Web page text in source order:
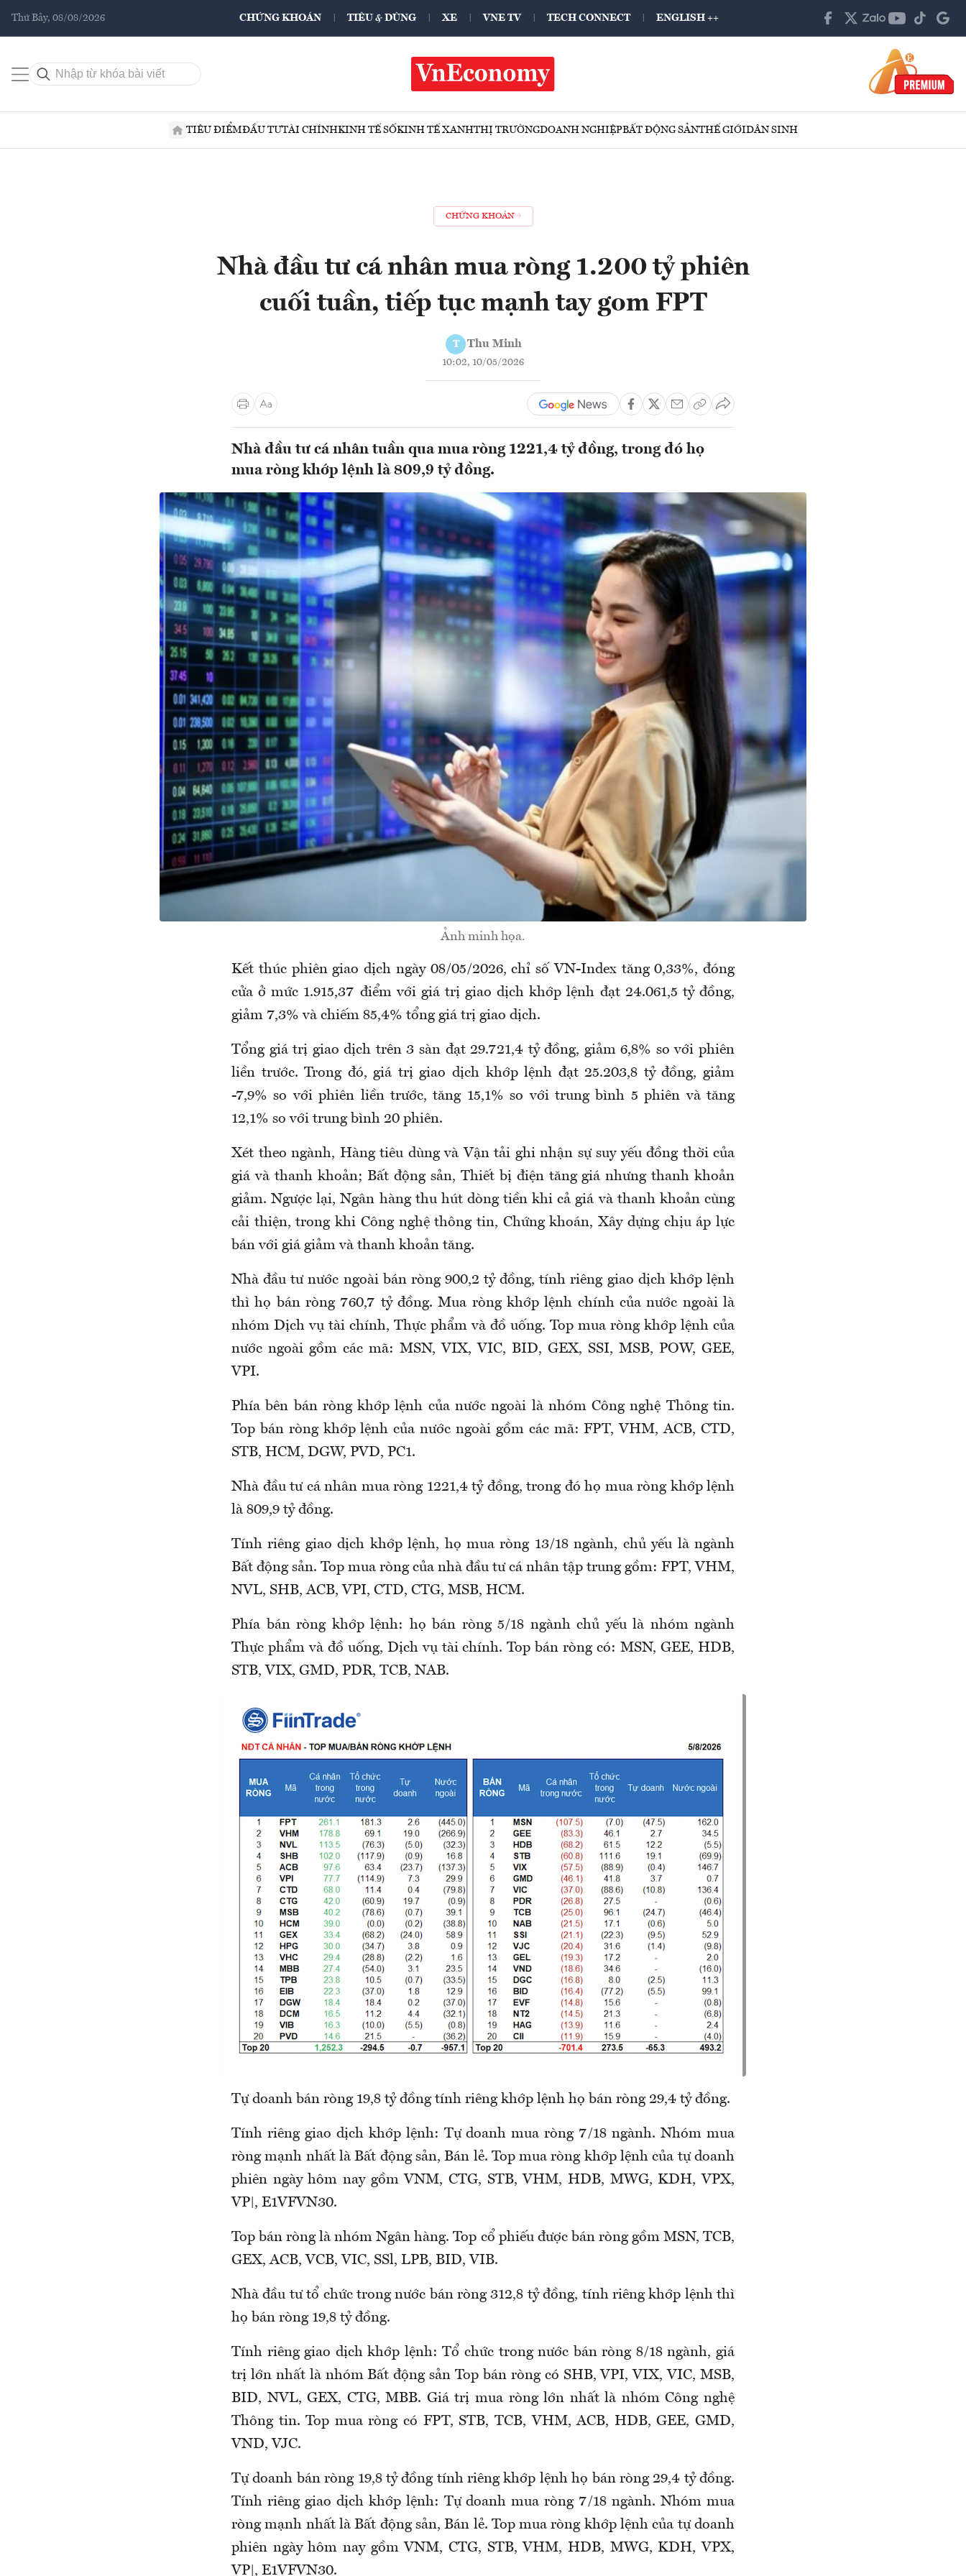
Thứ Bảy, 08/08/2026 CHỨNG KHOÁN TIÊU & DÙNG XE VNE TV TECH CONNECT ENGLISH ++
TIÊU ĐIỂMĐẦU TƯTÀI CHÍNHKINH TẾ SỐKINH TẾ XANHTHỊ TRƯỜNGDOANH NGHIỆPBẤT ĐỘNG SẢNTHẾ GIỚIDÂN SINH
CHỨNG KHOÁN
Nhà đầu tư cá nhân mua ròng 1.200 tỷ phiên
cuối tuần, tiếp tục mạnh tay gom FPT
T Thu Minh
10:02, 10/05/2026
Nhà đầu tư cá nhân tuần qua mua ròng 1221,4 tỷ đồng, trong đó họ
mua ròng khớp lệnh là 809,9 tỷ đồng.
Ảnh minh họa.
Kết thúc phiên giao dịch ngày 08/05/2026, chỉ số VN-Index tăng 0,33%, đóng
cửa ở mức 1.915,37 điểm với giá trị giao dịch khớp lệnh đạt 24.061,5 tỷ đồng,
giảm 7,3% và chiếm 85,4% tổng giá trị giao dịch.
Tổng giá trị giao dịch trên 3 sàn đạt 29.721,4 tỷ đồng, giảm 6,8% so với phiên
liền trước. Trong đó, giá trị giao dịch khớp lệnh đạt 25.203,8 tỷ đồng, giảm
-7,9% so với phiên liền trước, tăng 15,1% so với trung bình 5 phiên và tăng
12,1% so với trung bình 20 phiên.
Xét theo ngành, Hàng tiêu dùng và Vận tải ghi nhận sự suy yếu đồng thời của
giá và thanh khoản; Bất động sản, Thiết bị điện tăng giá nhưng thanh khoản
giảm. Ngược lại, Ngân hàng thu hút dòng tiền khi cả giá và thanh khoản cùng
cải thiện, trong khi Công nghệ thông tin, Chứng khoán, Xây dựng chịu áp lực
bán với giá giảm và thanh khoản tăng.
Nhà đầu tư nước ngoài bán ròng 900,2 tỷ đồng, tính riêng giao dịch khớp lệnh
thì họ bán ròng 760,7 tỷ đồng. Mua ròng khớp lệnh chính của nước ngoài là
nhóm Dịch vụ tài chính, Thực phẩm và đồ uống. Top mua ròng khớp lệnh của
nước ngoài gồm các mã: MSN, VIX, VIC, BID, GEX, SSI, MSB, POW, GEE,
VPI.
Phía bên bán ròng khớp lệnh của nước ngoài là nhóm Công nghệ Thông tin.
Top bán ròng khớp lệnh của nước ngoài gồm các mã: FPT, VHM, ACB, CTD,
STB, HCM, DGW, PVD, PC1.
Nhà đầu tư cá nhân mua ròng 1221,4 tỷ đồng, trong đó họ mua ròng khớp lệnh
là 809,9 tỷ đồng.
Tính riêng giao dịch khớp lệnh, họ mua ròng 13/18 ngành, chủ yếu là ngành
Bất động sản. Top mua ròng của nhà đầu tư cá nhân tập trung gồm: FPT, VHM,
NVL, SHB, ACB, VPI, CTD, CTG, MSB, HCM.
Phía bán ròng khớp lệnh: họ bán ròng 5/18 ngành chủ yếu là nhóm ngành
Thực phẩm và đồ uống, Dịch vụ tài chính. Top bán ròng có: MSN, GEE, HDB,
STB, VIX, GMD, PDR, TCB, NAB.
Tự doanh bán ròng 19,8 tỷ đồng tính riêng khớp lệnh họ bán ròng 29,4 tỷ đồng.
Tính riêng giao dịch khớp lệnh: Tự doanh mua ròng 7/18 ngành. Nhóm mua
ròng mạnh nhất là Bất động sản, Bán lẻ. Top mua ròng khớp lệnh của tự doanh
phiên ngày hôm nay gồm VNM, CTG, STB, VHM, HDB, MWG, KDH, VPX,
VP|, E1VFVN30.
Top bán ròng là nhóm Ngân hàng. Top cổ phiếu được bán ròng gồm MSN, TCB,
GEX, ACB, VCB, VIC, SSl, LPB, BID, VIB.
Nhà đầu tư tổ chức trong nước bán ròng 312,8 tỷ đồng, tính riêng khớp lệnh thì
họ bán ròng 19,8 tỷ đồng.
Tính riêng giao dịch khớp lệnh: Tổ chức trong nước bán ròng 8/18 ngành, giá
trị lớn nhất là nhóm Bất động sản Top bán ròng có SHB, VPI, VIX, VIC, MSB,
BID, NVL, GEX, CTG, MBB. Giá trị mua ròng lớn nhất là nhóm Công nghệ
Thông tin. Top mua ròng có FPT, STB, TCB, VHM, ACB, HDB, GEE, GMD,
VND, VJC.
Tự doanh bán ròng 19,8 tỷ đồng tính riêng khớp lệnh họ bán ròng 29,4 tỷ đồng.
Tính riêng giao dịch khớp lệnh: Tự doanh mua ròng 7/18 ngành. Nhóm mua
ròng mạnh nhất là Bất động sản, Bán lẻ. Top mua ròng khớp lệnh của tự doanh
phiên ngày hôm nay gồm VNM, CTG, STB, VHM, HDB, MWG, KDH, VPX,
VP|, E1VFVN30.